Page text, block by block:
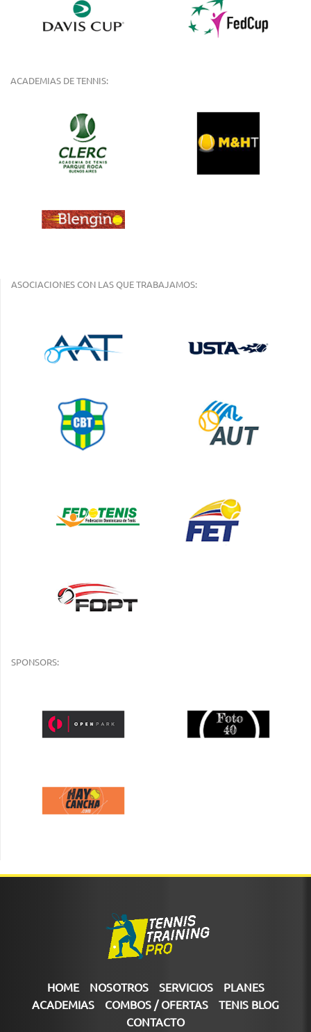
ACADEMIAS DE TENNIS:
ASOCIACIONES CON LAS QUE TRABAJAMOS:
SPONSORS:
HOME NOSOTROS SERVICIOS
PLANES
ACADEMIAS
COMBOS / OFERTAS
TENIS BLOG
CONTACTO